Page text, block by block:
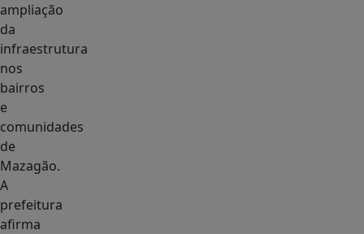
ampliação
da
infraestrutura
nos
bairros
e
comunidades
de
Mazagão.
A
prefeitura
afirma